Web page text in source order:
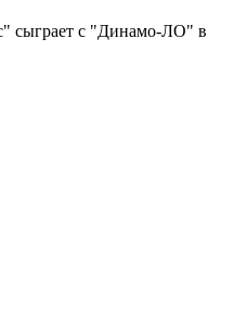
сыграет с "Динамо-ЛО" в